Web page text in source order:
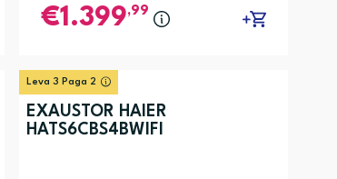
1.399,99
Leva 3 Paga 2
EXAUSTOR HAIER
HATS6CBS4BWIFI